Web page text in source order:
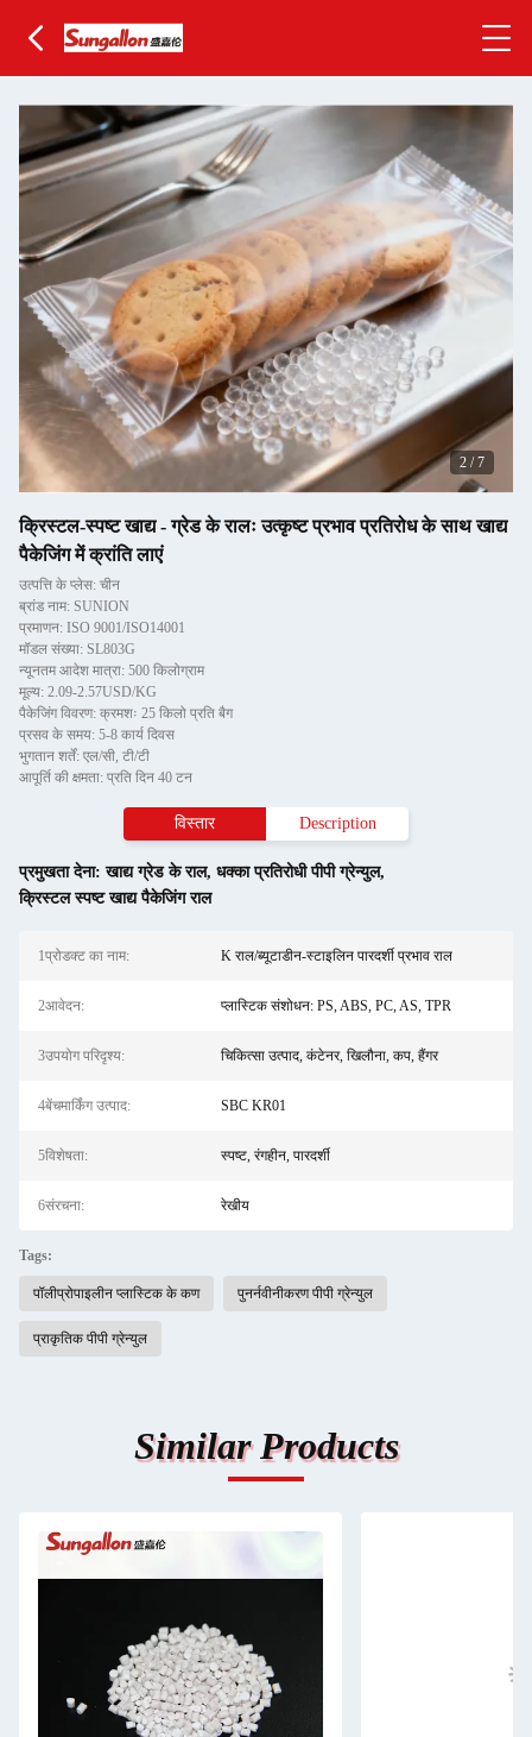
2 /7
क्रिस्टल-स्पष्ट खाद्य - ग्रेड के रालः उत्कृष्ट प्रभाव प्रतिरोध के साथ खाद्य
पैकेजिंग में क्रांति लाएं
उत्पत्ति के प्लेस: चीन
ब्रांड नाम: SUNION
प्रमाणन: ISO 9001/ISO14001
मॉडल संख्या: SL803G
न्यूनतम आदेश मात्रा: 500 किलोग्राम
मूल्य: 2.09-2.57USD/KG
पैकेजिंग विवरण: क्रमशः 25 किलो प्रति बैग
प्रसव के समय: 5-8 कार्य दिवस
भुगतान शर्तें: एल/सी, टी/टी
आपूर्ति की क्षमता: प्रति दिन 40 टन
विस्तार Description
प्रमुखता देना:खाद्य ग्रेड के राल, धक्का प्रतिरोधी पीपी ग्रेन्युल,
क्रिस्टल स्पष्ट खाद्य पैकेजिंग राल
1प्रोडक्ट का नाम: K राल/ब्यूटाडीन-स्टाइलिन पारदर्शी प्रभाव राल
2आवेदन: प्लास्टिक संशोधन: PS, ABS, PC, AS, TPR
3उपयोग परिदृश्य: चिकित्सा उत्पाद, कंटेनर, खिलौना, कप, हैंगर
4बेंचमार्किंग उत्पाद: SBC KR01
5विशेषता: स्पष्ट, रंगहीन, पारदर्शी
6संरचना: रेखीय
Tags:
पॉलीप्रोपाइलीन प्लास्टिक के कण पुनर्नवीनीकरण पीपी ग्रेन्युल
प्राकृतिक पीपी ग्रेन्युल
Similar Products